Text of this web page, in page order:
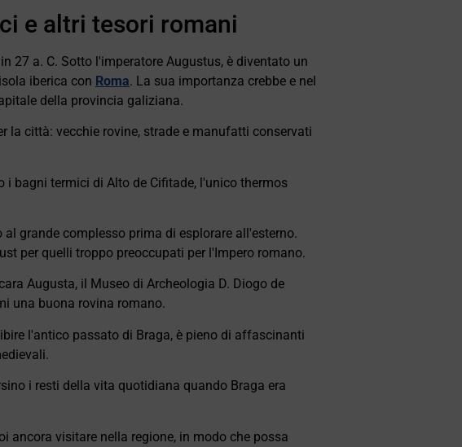
e altri tesori romani
27 a. C. Sotto l'imperatore Augustus, è diventato un
iberica con Roma. La sua importanza crebbe e nel
della provincia galiziana.
la città: vecchie rovine, strade e manufatti conservati
bagni termici di Alto de Cifitade, l'unico thermos
grande complesso prima di esplorare all'esterno.
per quelli troppo preoccupati per l'Impero romano.
Augusta, il Museo di Archeologia D. Diogo de
una buona rovina romano.
l'antico passato di Braga, è pieno di affascinanti
i resti della vita quotidiana quando Braga era
ancora visitare nella regione, in modo che possa